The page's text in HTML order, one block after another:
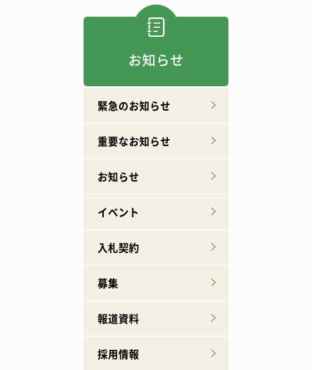
お知らせ
緊急のお知らせ
重要なお知らせ
お知らせ
イベント
入札契約
募集
報道資料
採用情報